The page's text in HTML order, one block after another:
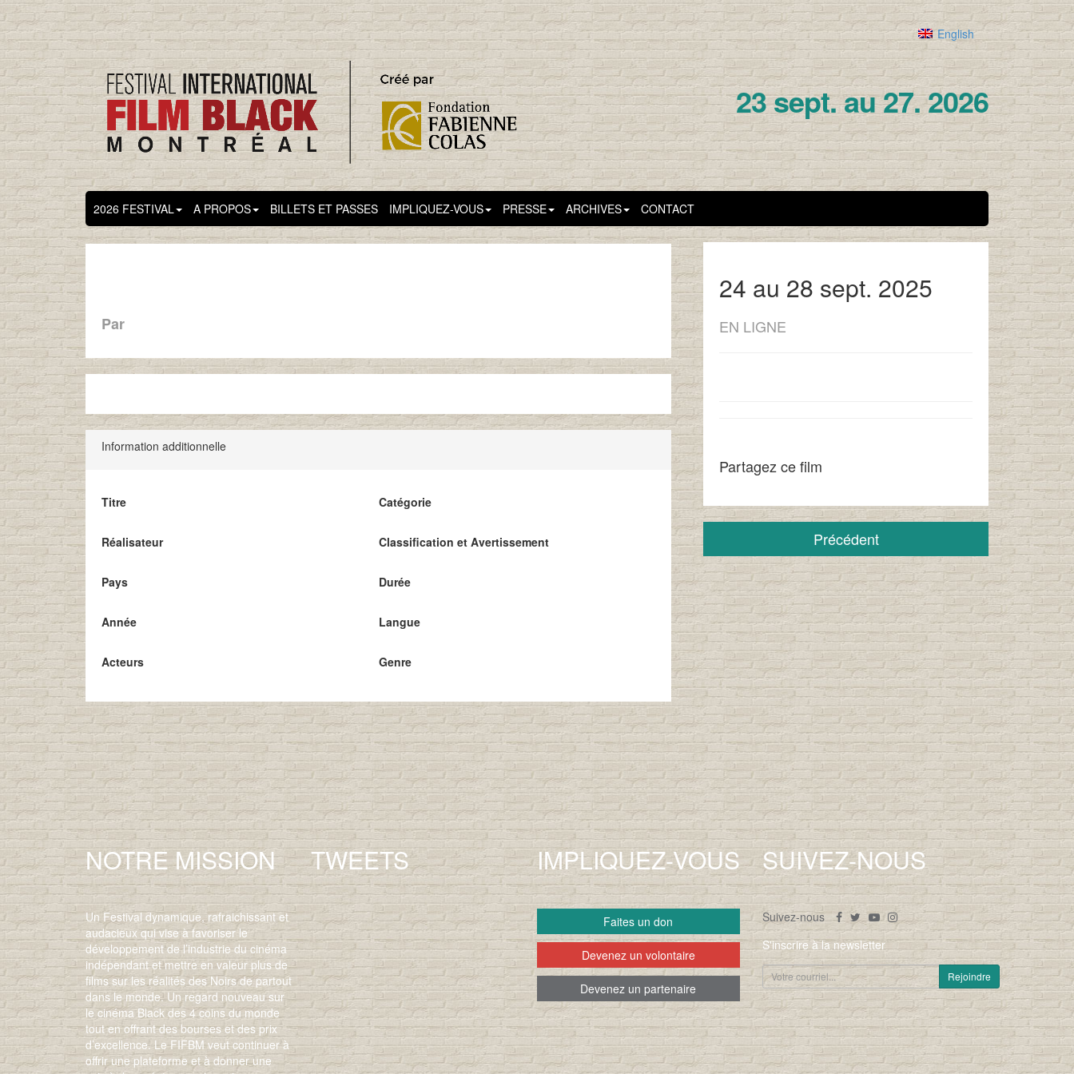
English
23 sept. au 27. 2026
2026 FESTIVAL A PROPOS BILLETS ET PASSES IMPLIQUEZ-VOUS PRESSE ARCHIVES CONTACT
Par
Information additionnelle
Titre
Réalisateur
Pays
Année
Acteurs
Catégorie
Classification et Avertissement
Durée
Langue
Genre
24 au 28 sept. 2025
EN LIGNE
Partagez ce film
Précédent
NOTRE MISSION
Un Festival dynamique, rafraichissant et
audacieux qui vise à favoriser le
développement de l’industrie du cinéma
indépendant et mettre en valeur plus de
films sur les réalités des Noirs de partout
dans le monde. Un regard nouveau sur
le cinéma Black des 4 coins du monde
tout en offrant des bourses et des prix
d’excellence. Le FIFBM veut continuer à
offrir une plateforme et à donner une
TWEETS IMPLIQUEZ-VOUS
Faites un don
Devenez un volontaire
Devenez un partenaire
SUIVEZ-NOUS
Suivez-nous
S'inscrire à la newsletter